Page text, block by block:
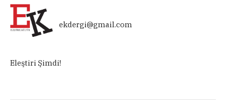
ekdergi@gmail.com
Eleştiri Şimdi!